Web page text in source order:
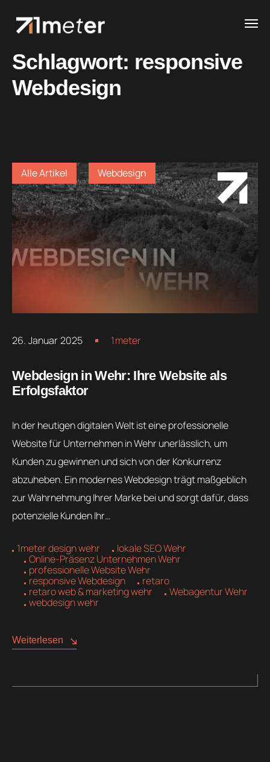
Schlagwort: responsive
Webdesign
Alle Artikel Webdesign
26. Januar 2025 1meter
Webdesign in Wehr: Ihre Website als
Erfolgsfaktor
In der heutigen digitalen Welt ist eine professionelle
Website für Unternehmen in Wehr unerlässlich, um
Kunden zu gewinnen und sich von der Konkurrenz
abzuheben. Ein modernes Webdesign trägt maßgeblich
zur Wahrnehmung Ihrer Marke bei und sorgt dafür, dass
potenzielle Kunden Ihr…
1meter design wehr
lokale SEO Wehr
Online-Präsenz Unternehmen Wehr
professionelle Website Wehr
responsive Webdesign
retaro
retaro web & marketing wehr
Webagentur Wehr
webdesign wehr
Weiterlesen